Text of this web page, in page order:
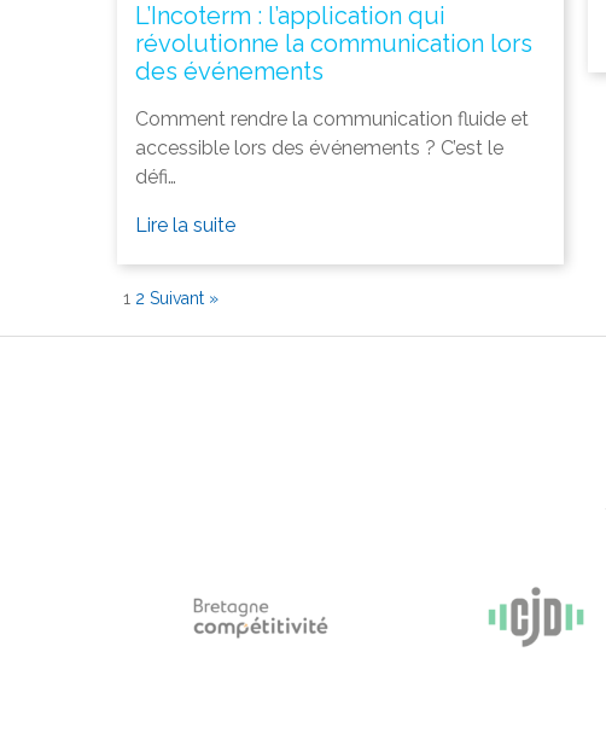
L’Incoterm : l’application qui
révolutionne la communication lors
des événements
Comment rendre la communication fluide et
accessible lors des événements ? C’est le
défi…
Lire la suite
1 2 Suivant »